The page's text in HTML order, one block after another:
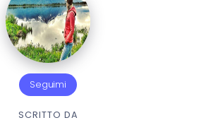
Seguimi
SCRITTO DA